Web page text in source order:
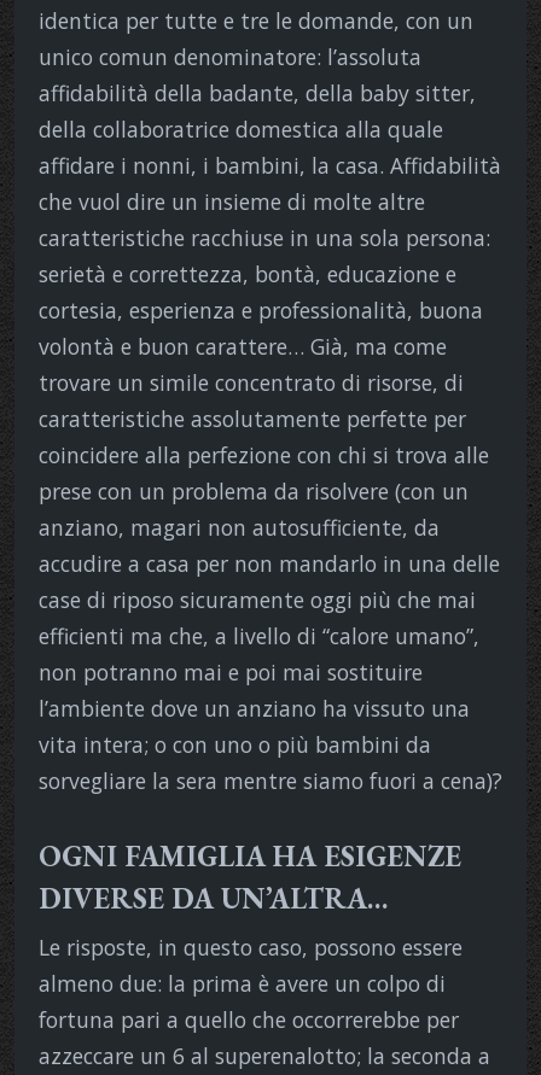
identica per tutte e tre le domande, con un
unico comun denominatore: l’assoluta
affidabilità della badante, della baby sitter,
della collaboratrice domestica alla quale
affidare i nonni, i bambini, la casa. Affidabilità
che vuol dire un insieme di molte altre
caratteristiche racchiuse in una sola persona:
serietà e correttezza, bontà, educazione e
cortesia, esperienza e professionalità, buona
volontà e buon carattere… Già, ma come
trovare un simile concentrato di risorse, di
caratteristiche assolutamente perfette per
coincidere alla perfezione con chi si trova alle
prese con un problema da risolvere (con un
anziano, magari non autosufficiente, da
accudire a casa per non mandarlo in una delle
case di riposo sicuramente oggi più che mai
efficienti ma che, a livello di “calore umano”,
non potranno mai e poi mai sostituire
l’ambiente dove un anziano ha vissuto una
vita intera; o con uno o più bambini da
sorvegliare la sera mentre siamo fuori a cena)?
OGNI FAMIGLIA HA ESIGENZE
DIVERSE DA UN’ALTRA…
Le risposte, in questo caso, possono essere
almeno due: la prima è avere un colpo di
fortuna pari a quello che occorrerebbe per
azzeccare un 6 al superenalotto; la seconda a